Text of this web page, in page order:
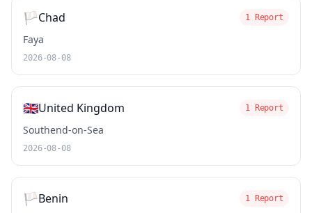
🏳️Chad 1 Report
Faya
2026-08-08
🇬🇧United Kingdom 1 Report
Southend-on-Sea
2026-08-08
🏳️Benin 1 Report